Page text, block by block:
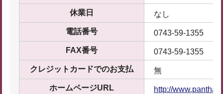
休業日 なし
電話番号 0743-59-1355
FAX番号 0743-59-1355
クレジットカードでのお支払 無
ホームページURL http://www.pantha-